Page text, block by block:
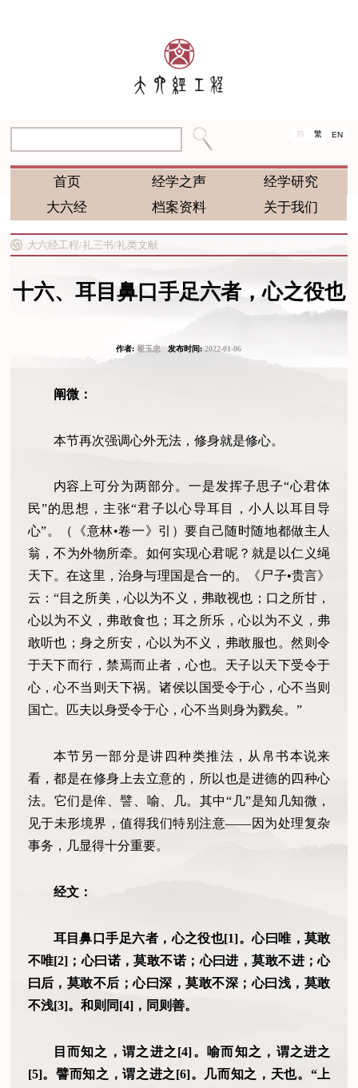
简 繁 EN
首页 经学之声
经学研究
大六经
档案资料 关于我们
大六经工程/礼三书/礼类文献
十六、耳目鼻口手足六者，心之役也
作者:翟玉忠发布时间:2022-01-06
阐微：
本节再次强调心外无法，修身就是修心。
内容上可分为两部分。一是发挥子思子“心君体
民”的思想，主张“君子以心导耳目，小人以耳目导
心”。（《意林•卷一》引）要自己随时随地都做主人
翁，不为外物所牵。如何实现心君呢？就是以仁义绳
天下。在这里，治身与理国是合一的。《尸子•贵言》
云：“目之所美，心以为不义，弗敢视也；口之所甘，
心以为不义，弗敢食也；耳之所乐，心以为不义，弗
敢听也；身之所安，心以为不义，弗敢服也。然则令
于天下而行，禁焉而止者，心也。天子以天下受令于
心，心不当则天下祸。诸侯以国受令于心，心不当则
国亡。匹夫以身受令于心，心不当则身为戮矣。”
本节另一部分是讲四种类推法，从帛书本说来
看，都是在修身上去立意的，所以也是进德的四种心
法。它们是侔、譬、喻、几。其中“几”是知几知微，
见于未形境界，值得我们特别注意——因为处理复杂
事务，几显得十分重要。
经文：
耳目鼻口手足六者，心之役也[1]。心曰唯，莫敢
不唯[2]；心曰诺，莫敢不诺；心曰进，莫敢不进；心
曰后，莫敢不后；心曰深，莫敢不深；心曰浅，莫敢
不浅[3]。和则同[4]，同则善。
目而知之，谓之进之[4]。喻而知之，谓之进之
[5]。譬而知之，谓之进之[6]。几而知之，天也。“上